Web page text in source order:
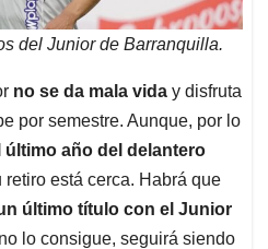
del Junior de Barranquilla.
no se da mala vida y disfruta
por semestre. Aunque, por lo
último año del delantero
retiro está cerca. Habrá que
último título con el Junior
lo consigue, seguirá siendo